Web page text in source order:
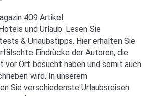
409 Artikel
und Urlaub. Lesen Sie
& Urlaubstipps. Hier erhalten Sie
Eindrücke der Autoren, die
vor Ort besucht haben und somit auch
wird. In unserem
Sie verschiedenste Urlaubsreisen